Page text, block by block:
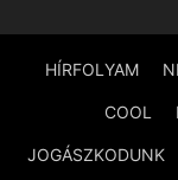
HÍRFOLYAM
COOL
JOGÁSZKODUNK